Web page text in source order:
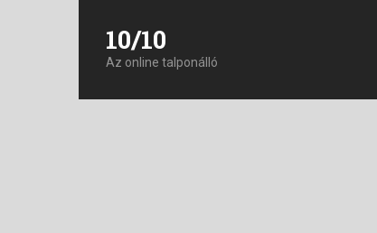
10/10
Az online talponálló